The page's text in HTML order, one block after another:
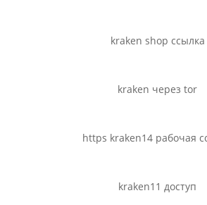
kraken shop ссылка
kraken через tor
https kraken14 рабочая
kraken11 доступ